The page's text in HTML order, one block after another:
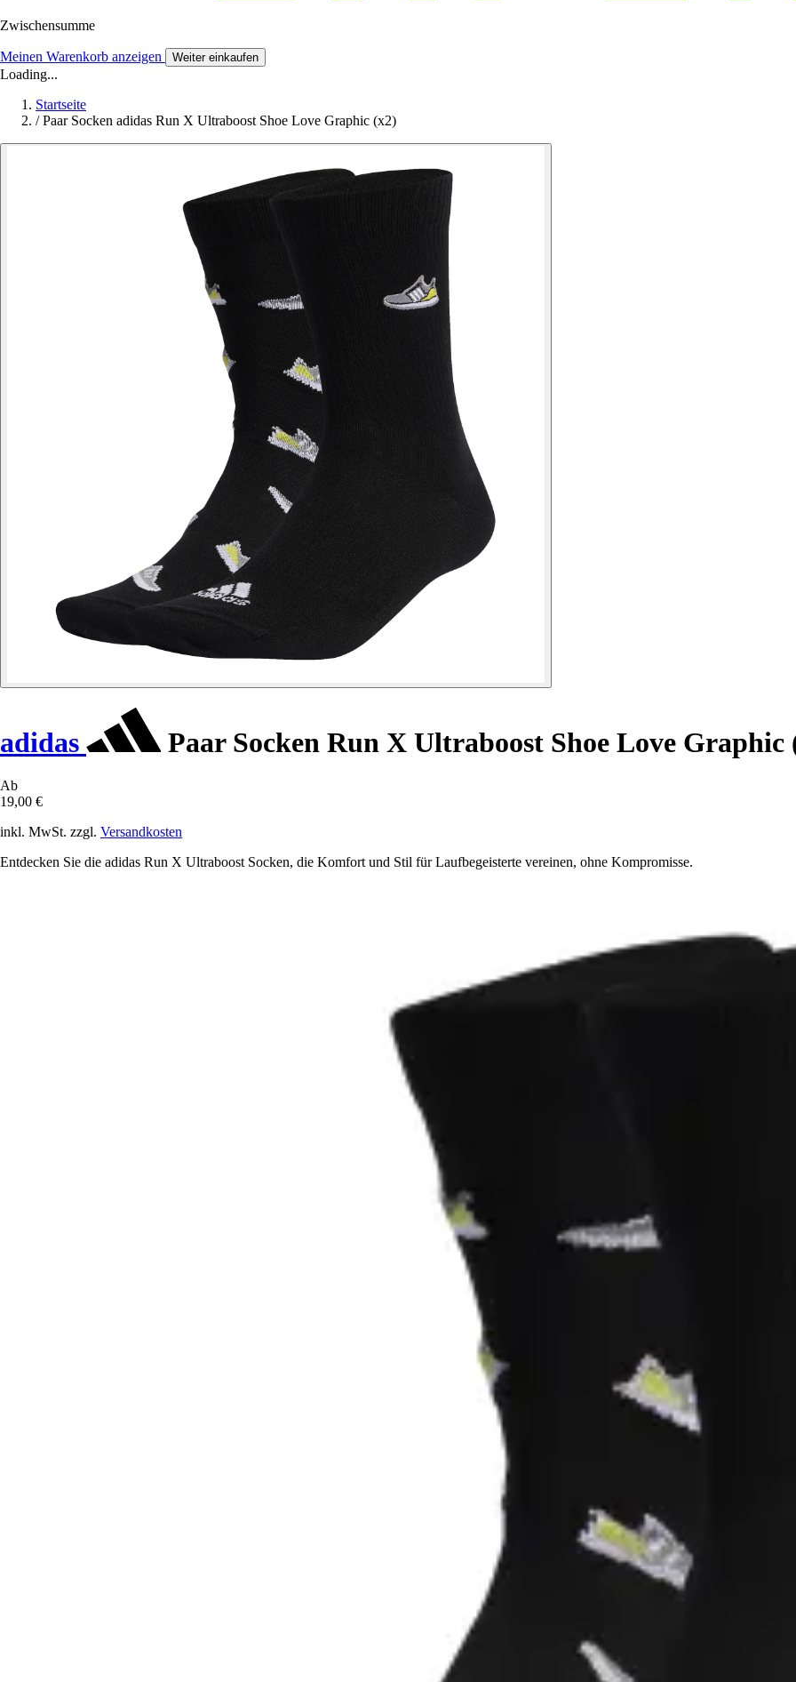
Zwischensumme
Meinen Warenkorb anzeigen Weiter einkaufen
Loading...
Startseite
/ Paar Socken adidas Run X Ultraboost Shoe Love Graphic (x2)
adidas Paar Socken Run X Ultraboost Shoe Love Graphic
Ab
19,00 €
inkl. MwSt. zzgl. Versandkosten
Entdecken Sie die adidas Run X Ultraboost Socken, die Komfort und Stil für Laufbegeisterte vereinen, ohne Kompromisse.